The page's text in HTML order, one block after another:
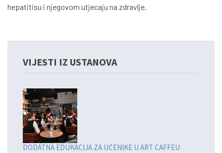
hepatitisu i njegovom utjecaju na zdravlje.
VIJESTI IZ USTANOVA
DODATNA EDUKACIJA ZA UČENIKE U ART CAFFEU